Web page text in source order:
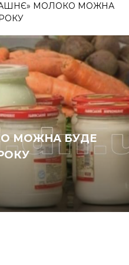
МОЛОКО МОЖНА
МОЖНА БУДЕ